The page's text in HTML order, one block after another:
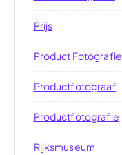
Prijs
Product Fotografie
Productfotograaf
Productfotografie
Rijksmuseum